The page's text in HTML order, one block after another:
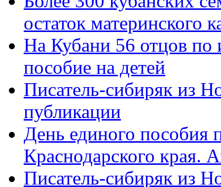
остаток материнского
На Кубани 56 отцов по
пособие на детей
Писатель-сибиряк из
публикации
День единого пособия
Краснодарского края.
Писатель-сибиряк из